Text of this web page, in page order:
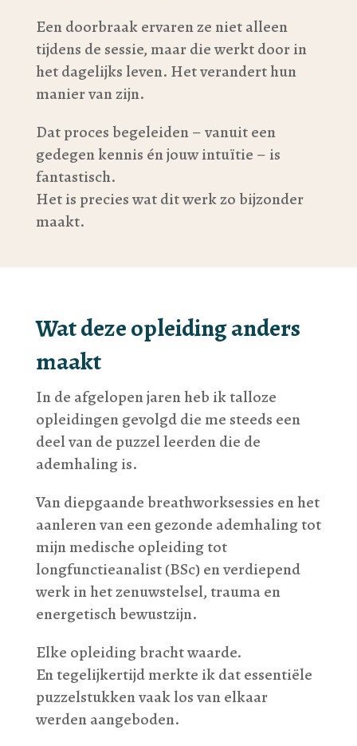
Een doorbraak ervaren ze niet alleen
tijdens de sessie, maar die werkt door in
het dagelijks leven. Het verandert hun
manier van zijn.
Dat proces begeleiden – vanuit een
gedegen kennis én jouw intuïtie – is
fantastisch.
Het is precies wat dit werk zo bijzonder
maakt.
Wat deze opleiding anders
maakt
In de afgelopen jaren heb ik talloze
opleidingen gevolgd die me steeds een
deel van de puzzel leerden die de
ademhaling is.
Van diepgaande breathworksessies en het
aanleren van een gezonde ademhaling tot
mijn medische opleiding tot
longfunctieanalist (BSc) en verdiepend
werk in het zenuwstelsel, trauma en
energetisch bewustzijn.
Elke opleiding bracht waarde.
En tegelijkertijd merkte ik dat essentiële
puzzelstukken vaak los van elkaar
werden aangeboden.